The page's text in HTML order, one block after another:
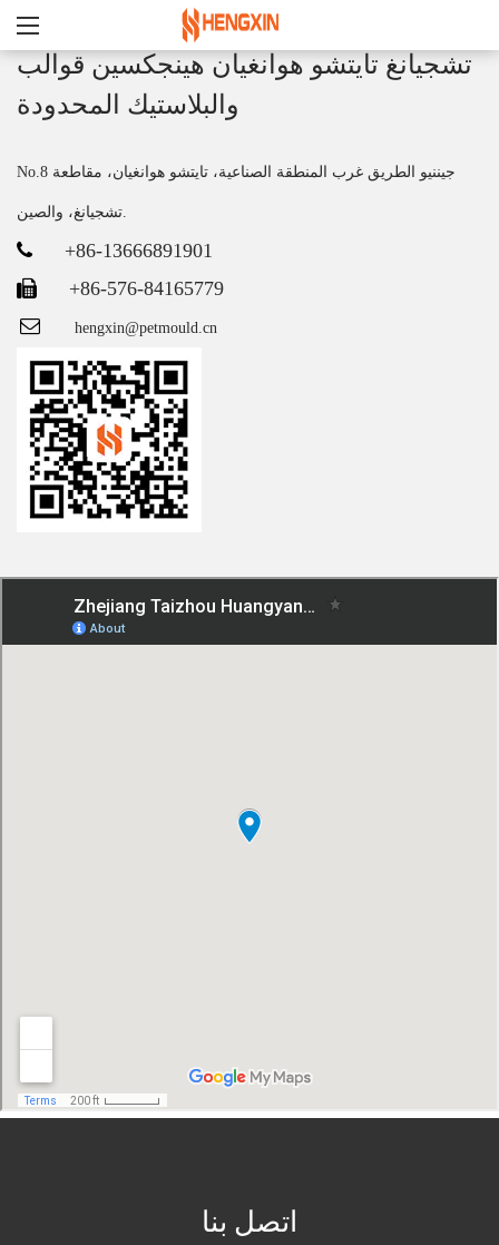
تشجيانغ تايتشو هوانغيان هينجكسين قوالب
والبلاستيك المحدودة
No.8 جيننيو الطريق غرب المنطقة الصناعية، تايتشو هوانغيان، مقاطعة
تشجيانغ، والصين.
+86-13666891901
+86-576-84165779
hengxin@petmould.cn
اتصل بنا